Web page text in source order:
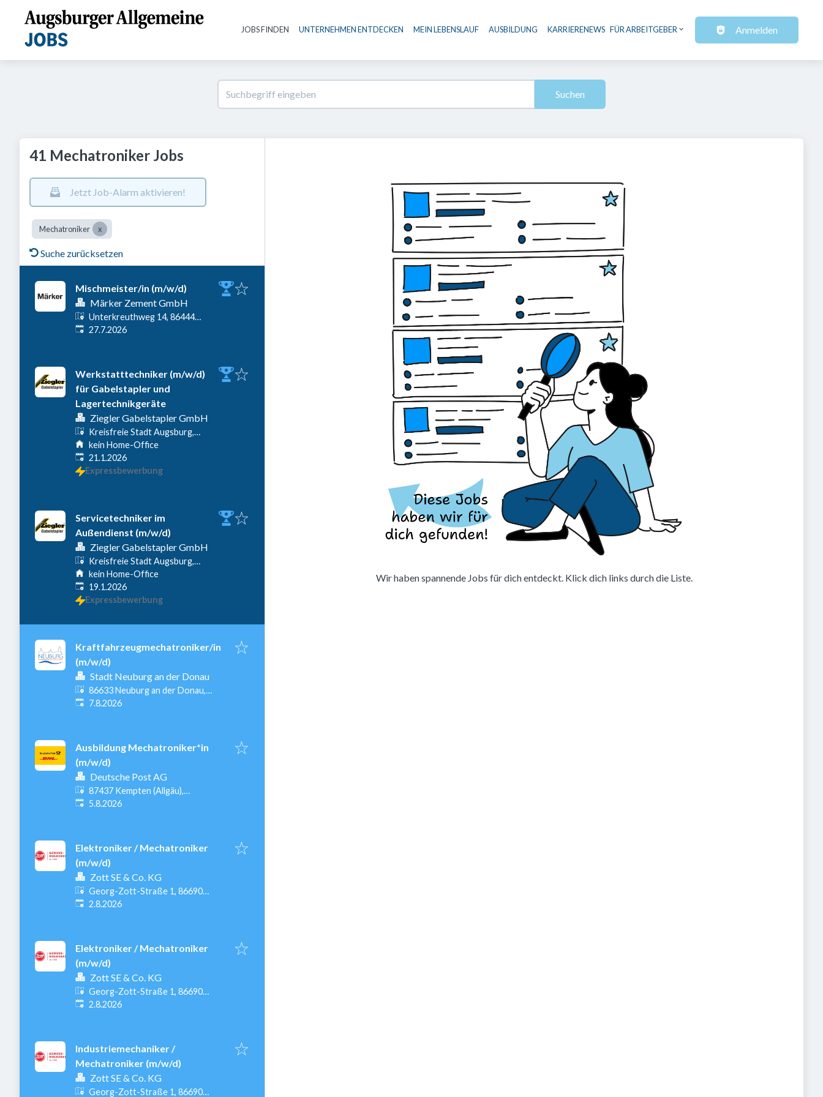
Haupt-Navigation
JOBS FINDEN UNTERNEHMEN ENTDECKEN MEIN LEBENSLAUF AUSBILDUNG KARRIERENEWS FÜR ARBEITGEBER Anmelden
Suchen
41 Mechatroniker Jobs
Jetzt Job-Alarm aktivieren!
Mechatroniker
Suche zurücksetzen
Mischmeister/in (m/w/d)
Märker Zement GmbH
Unterkreuthweg 14, 86444
Affing-Mühlhausen,
Veröffentlicht
27.7.2026
Werkstatttechniker (m/w/d)
für Gabelstapler und
Lagertechnikgeräte
Ziegler Gabelstapler GmbH
Kreisfreie Stadt Augsburg,
Augsburg, Deutschland
kein Home-Office
Veröffentlicht
21.1.2026
Expressbewerbung
Servicetechniker im
Außendienst (m/w/d)
Ziegler Gabelstapler GmbH
Kreisfreie Stadt Augsburg,
Augsburg, Deutschland
kein Home-Office
Veröffentlicht
19.1.2026
Expressbewerbung
Kraftfahrzeugmechatroniker/in
(m/w/d)
Stadt Neuburg an der Donau
86633 Neuburg an der Donau,
Deutschland
Veröffentlicht
7.8.2026
Ausbildung Mechatroniker*in
(m/w/d)
Deutsche Post AG
87437 Kempten (Allgäu),
Deutschland
Veröffentlicht
5.8.2026
Elektroniker / Mechatroniker
(m/w/d)
Zott SE & Co. KG
Georg-Zott-Straße 1, 86690
Mertingen, Deutschland
Veröffentlicht
2.8.2026
Elektroniker / Mechatroniker
(m/w/d)
Zott SE & Co. KG
Georg-Zott-Straße 1, 86690
Mertingen, Deutschland
Veröffentlicht
2.8.2026
Industriemechaniker /
Mechatroniker (m/w/d)
Zott SE & Co. KG
Georg-Zott-Straße 1, 86690
Wir haben spannende Jobs für dich entdeckt. Klick dich links durch die Liste.